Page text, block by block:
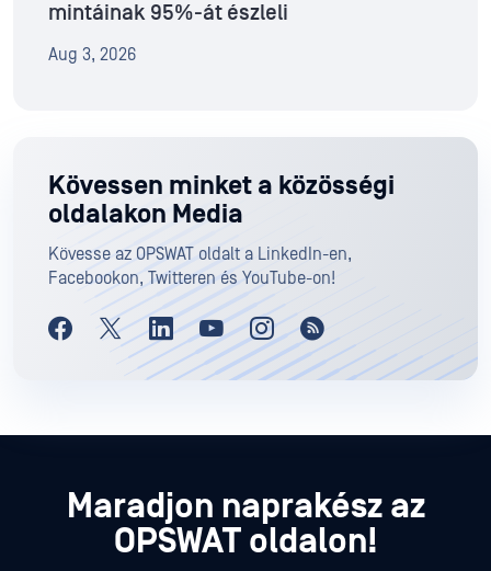
mintáinak 95%-át észleli
Aug 3, 2026
Kövessen minket a közösségi
oldalakon Media
Kövesse az OPSWAT oldalt a LinkedIn-en,
Facebookon, Twitteren és YouTube-on!
Maradjon naprakész az
OPSWAT oldalon!